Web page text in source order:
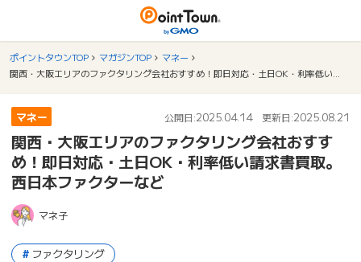
ポイントタウンTOP マガジンTOP
マネー
マネー 公開日:2025.04.14 更新日:2025.08.21
関西・大阪エリアのファクタリング会社おすす
め！即日対応・土日OK・利率低い請求書買取。
西日本ファクターなど
マネ子
ファクタリング